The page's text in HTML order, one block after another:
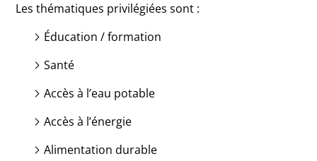
Les thématiques privilégiées sont :
Éducation / formation
Santé
Accès à l’eau potable
Accès à l’énergie
Alimentation durable